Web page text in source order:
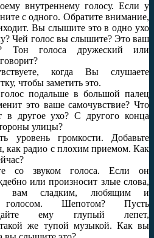
внутреннему голосу. Если у
с одного. Обратите внимание,
Вы слышите это в одно ухо
Чей голос вы слышите? Это ваш
Тон голоса дружеский или
когда Вы слушаете
чтобы заметить это.
подальше в большой палец
это ваше самочувствие? Что
в другое ухо? С другого конца
улицы?
уровень громкости. Добавьте
как радио с плохим приемом. Как
со звуком голоса. Если он
или произносит злые слова,
вам сладким, любящим и
голосом. Шепотом? Пусть
ему глупый лепет,
же тупой музыкой. Как вы